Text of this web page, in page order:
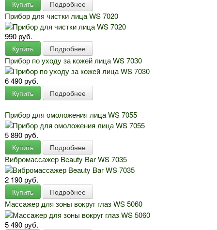
Купить Подробнее
Прибор для чистки лица WS 7020
990 руб.
Купить Подробнее
Прибор по уходу за кожей лица WS 7030
6 490 руб.
Купить Подробнее
Прибор для омоложения лица WS 7055
5 890 руб.
Купить Подробнее
Вибромассажер Beauty Bar WS 7035
2 190 руб.
Купить Подробнее
Массажер для зоны вокруг глаз WS 5060
5 490 руб.